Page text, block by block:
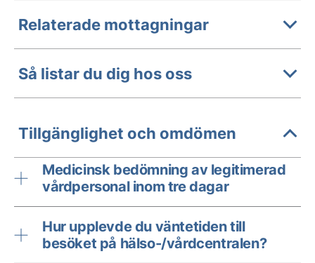
Relaterade mottagningar
Så listar du dig hos oss
Tillgänglighet och omdömen
Medicinsk bedömning av legitimerad
vårdpersonal inom tre dagar
Hur upplevde du väntetiden till
besöket på hälso-/vårdcentralen?